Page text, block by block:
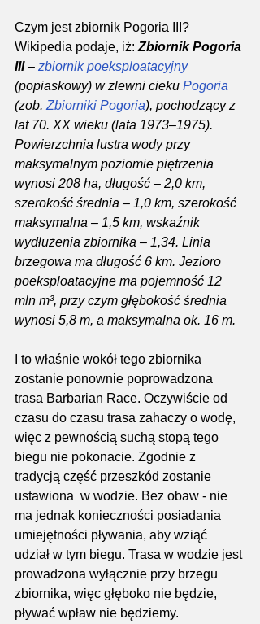
Czym jest zbiornik Pogoria III?
Wikipedia podaje, iż: Zbiornik Pogoria
III – zbiornik poeksploatacyjny
(popiaskowy) w zlewni cieku Pogoria
(zob. Zbiorniki Pogoria), pochodzący z
lat 70. XX wieku (lata 1973–1975).
Powierzchnia lustra wody przy
maksymalnym poziomie piętrzenia
wynosi 208 ha, długość – 2,0 km,
szerokość średnia – 1,0 km, szerokość
maksymalna – 1,5 km, wskaźnik
wydłużenia zbiornika – 1,34. Linia
brzegowa ma długość 6 km. Jezioro
poeksploatacyjne ma pojemność 12
mln m³, przy czym głębokość średnia
wynosi 5,8 m, a maksymalna ok. 16 m.
I to właśnie wokół tego zbiornika
zostanie ponownie poprowadzona
trasa Barbarian Race. Oczywiście od
czasu do czasu trasa zahaczy o wodę,
więc z pewnością suchą stopą tego
biegu nie pokonacie. Zgodnie z
tradycją część przeszkód zostanie
ustawiona  w wodzie. Bez obaw - nie
ma jednak konieczności posiadania
umiejętności pływania, aby wziąć
udział w tym biegu. Trasa w wodzie jest
prowadzona wyłącznie przy brzegu
zbiornika, więc głęboko nie będzie,
pływać wpław nie będziemy.